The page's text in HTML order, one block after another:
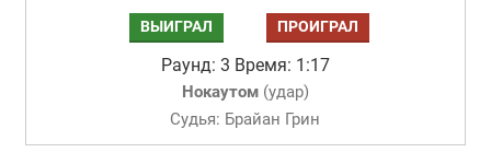
ВЫИГРАЛ ПРОИГРАЛ
Раунд: 3 Время: 1:17
Нокаутом(удар)
Судья: Брайан Грин